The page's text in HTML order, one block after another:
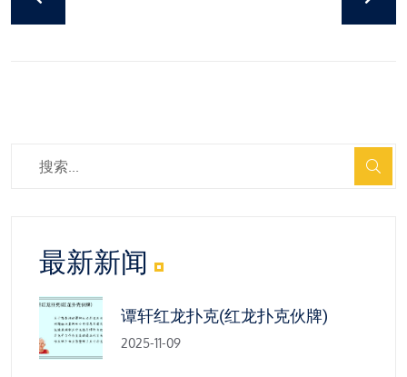
最新新闻
谭轩红龙扑克(红龙扑克伙牌)
2025-11-09